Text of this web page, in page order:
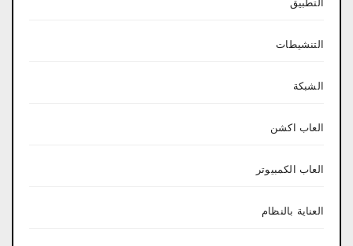
التطبيق
التنشيطات
الشبكة
العاب اكشن
العاب الكمبيوتر
العناية بالنظام